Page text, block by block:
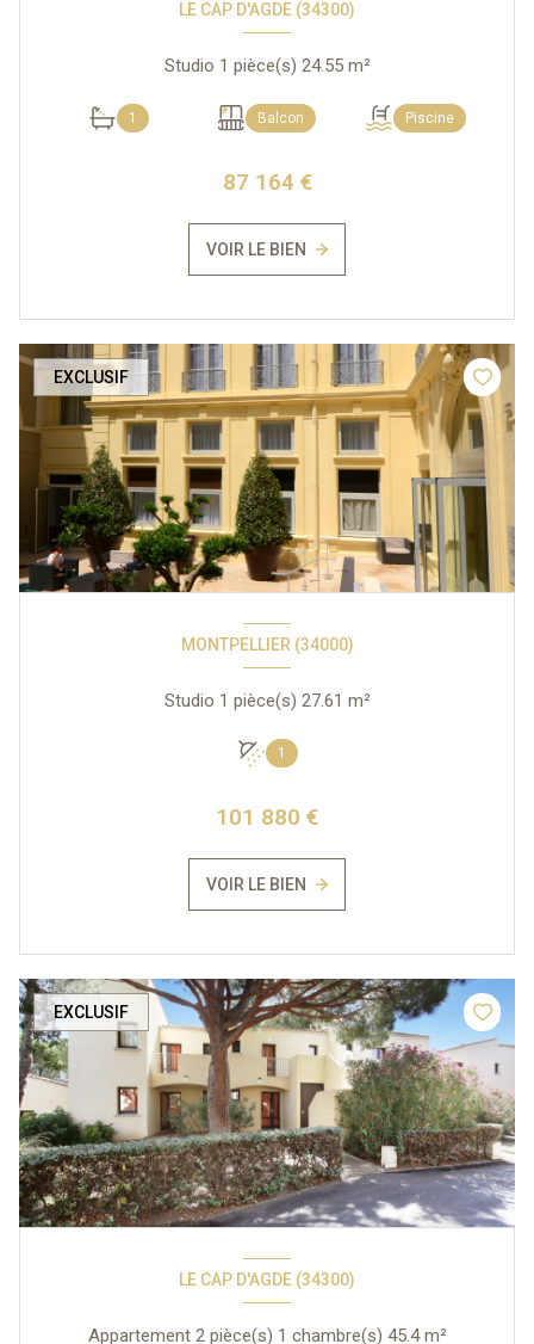
LE CAP D'AGDE (34300)
Studio 1 pièce(s) 24.55 m²
1 Balcon Piscine
87 164 €
VOIR LE BIEN
EXCLUSIF
MONTPELLIER (34000)
Studio 1 pièce(s) 27.61 m²
1
101 880 €
VOIR LE BIEN
EXCLUSIF
LE CAP D'AGDE (34300)
Appartement 2 pièce(s) 1 chambre(s) 45.4 m²